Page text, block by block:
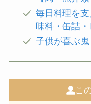
毎日料理を
味料・缶詰・
子供が喜ぶ
この